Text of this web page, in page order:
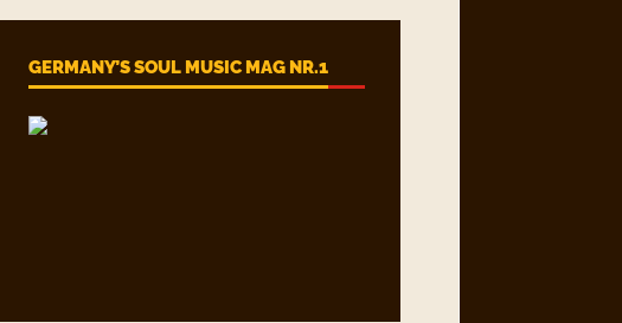
GERMANY’S SOUL MUSIC MAG NR.1